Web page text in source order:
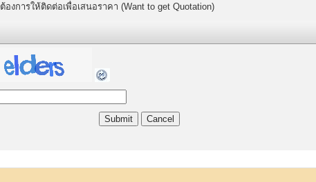
ต้องการให้ติดต่อเพื่อเสนอราคา (Want to get Quotation)